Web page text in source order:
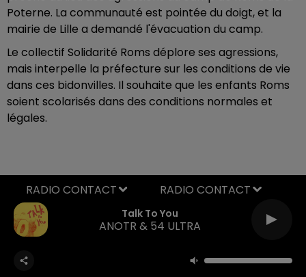
Poterne. La communauté est pointée du doigt, et la
mairie de Lille a demandé l'évacuation du camp.
Le collectif Solidarité Roms déplore ses agressions,
mais interpelle la préfecture sur les conditions de vie
dans ces bidonvilles. Il souhaite que les enfants Roms
soient scolarisés dans des conditions normales et
légales.
Talk To You
ANOTR & 54 ULTRA
RADIO CONTACT